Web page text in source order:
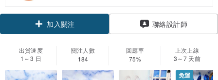
加入關注 聯絡設計師
出貨速度
1～3 日
關注人數
184
回應率
75%
上次上線
3～7 天前
免運